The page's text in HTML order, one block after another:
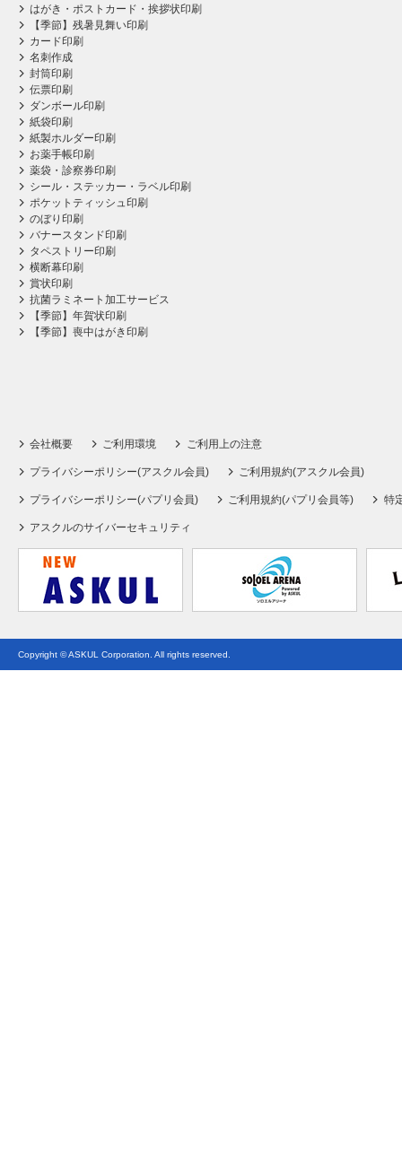
はがき・ポストカード・挨拶状印刷
【季節】残暑見舞い印刷
カード印刷
名刺作成
封筒印刷
伝票印刷
ダンボール印刷
紙袋印刷
紙製ホルダー印刷
お薬手帳印刷
薬袋・診察券印刷
シール・ステッカー・ラベル印刷
ポケットティッシュ印刷
のぼり印刷
バナースタンド印刷
タペストリー印刷
横断幕印刷
賞状印刷
抗菌ラミネート加工サービス
【季節】年賀状印刷
【季節】喪中はがき印刷
会社概要 ご利用環境 ご利用上の注意
プライバシーポリシー(アスクル会員) ご利用規約(アスクル会員)
プライバシーポリシー(パプリ会員) ご利用規約(パプリ会員等) 特
アスクルのサイバーセキュリティ
Copyright © ASKUL Corporation. All rights reserved.